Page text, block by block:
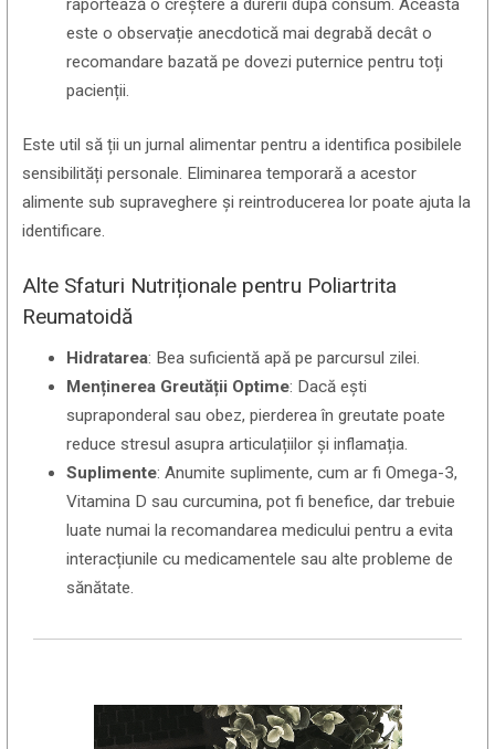
raportează o creștere a durerii după consum. Aceasta
este o observație anecdotică mai degrabă decât o
recomandare bazată pe dovezi puternice pentru toți
pacienții.
Este util să ții un jurnal alimentar pentru a identifica posibilele
sensibilități personale. Eliminarea temporară a acestor
alimente sub supraveghere și reintroducerea lor poate ajuta la
identificare.
Alte Sfaturi Nutriționale pentru Poliartrita
Reumatoidă
Hidratarea: Bea suficientă apă pe parcursul zilei.
Menținerea Greutății Optime: Dacă ești
supraponderal sau obez, pierderea în greutate poate
reduce stresul asupra articulațiilor și inflamația.
Suplimente: Anumite suplimente, cum ar fi Omega-3,
Vitamina D sau curcumina, pot fi benefice, dar trebuie
luate numai la recomandarea medicului pentru a evita
interacțiunile cu medicamentele sau alte probleme de
sănătate.